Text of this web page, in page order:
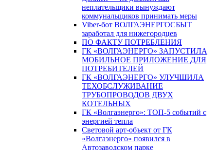
неплательщики вынуждают
коммунальщиков принимать меры
Viber-бот ВОЛГАЭНЕРГОСБЫТ
заработал для нижегородцев
ПО ФАКТУ ПОТРЕБЛЕНИЯ
ГК «ВОЛГАЭНЕРГО» ЗАПУСТИЛА
МОБИЛЬНОЕ ПРИЛОЖЕНИЕ ДЛЯ
ПОТРЕБИТЕЛЕЙ
ГК «ВОЛГАЭНЕРГО» УЛУЧШИЛА
ТЕХОБСЛУЖИВАНИЕ
ТРУБОПРОВОДОВ ДВУХ
КОТЕЛЬНЫХ
ГК «Волгаэнерго»: ТОП-5 событий с
энергией тепла
Световой арт-объект от ГК
«Волгаэнерго» появился в
Автозаводском парке